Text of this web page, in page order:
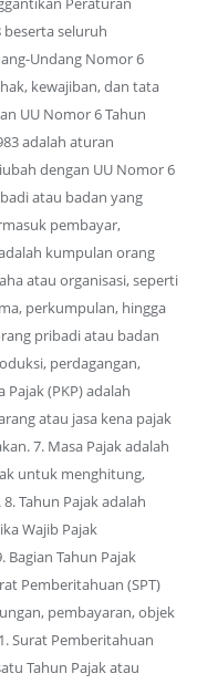
seluruh
Undang Nomor 6
kewajiban, dan tata
UU Nomor 6 Tahun
adalah aturan
dengan UU Nomor 6
atau badan yang
pembayar,
kumpulan orang
atau organisasi, seperti
perkumpulan, hingga
pribadi atau badan
perdagangan,
Pajak (PKP) adalah
atau jasa kena pajak
7. Masa Pajak adalah
untuk menghitung,
Tahun Pajak adalah
Wajib Pajak
Tahun Pajak
Pemberitahuan (SPT)
pembayaran, objek
Surat Pemberitahuan
Tahun Pajak atau